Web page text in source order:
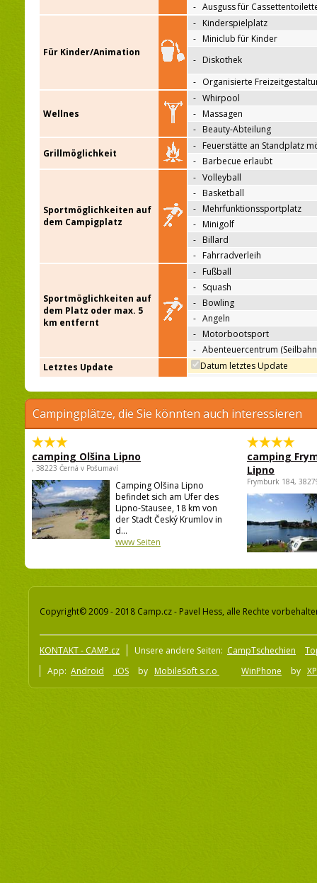
- Ausguss für
Für Kinder/Animation
- Kinderspielplatz
- Miniclub für Kinder
- Diskothek
- Organisierte
Wellnes
- Whirpool
- Massagen
- Beauty-Abteilung
Grillmöglichkeit
- Feuerstätte an Standplatz
- Barbecue erlaubt
Sportmöglichkeiten auf
dem Campigplatz
- Volleyball
- Basketball
- Mehrfunktionssportplatz
- Minigolf
- Billard
- Fahrradverleih
Sportmöglichkeiten auf
dem Platz oder max. 5
km entfernt
- Fußball
- Squash
- Bowling
- Angeln
- Motorbootsport
- Abenteuercentrum
Letztes Update
Datum letztes Update
Campingplätze, die Sie könnten auch interessieren
camping Olšina Lipno
, 38223 Černá v Pošumaví
Camping Olšina Lipno
befindet sich am Ufer des
Lipno-Stausee, 18 km von
der Stadt Český Krumlov in
d...
www Seiten
camping
Lipno
Frymburk 184,
Copyright© 2009 - 2018 Camp.cz - Pavel Hess, alle Rechte
KONTAKT - CAMP.cz Unsere andere Seiten: CampTschechien
App: Android iOS by MobileSoft s.r.o WinPhone by